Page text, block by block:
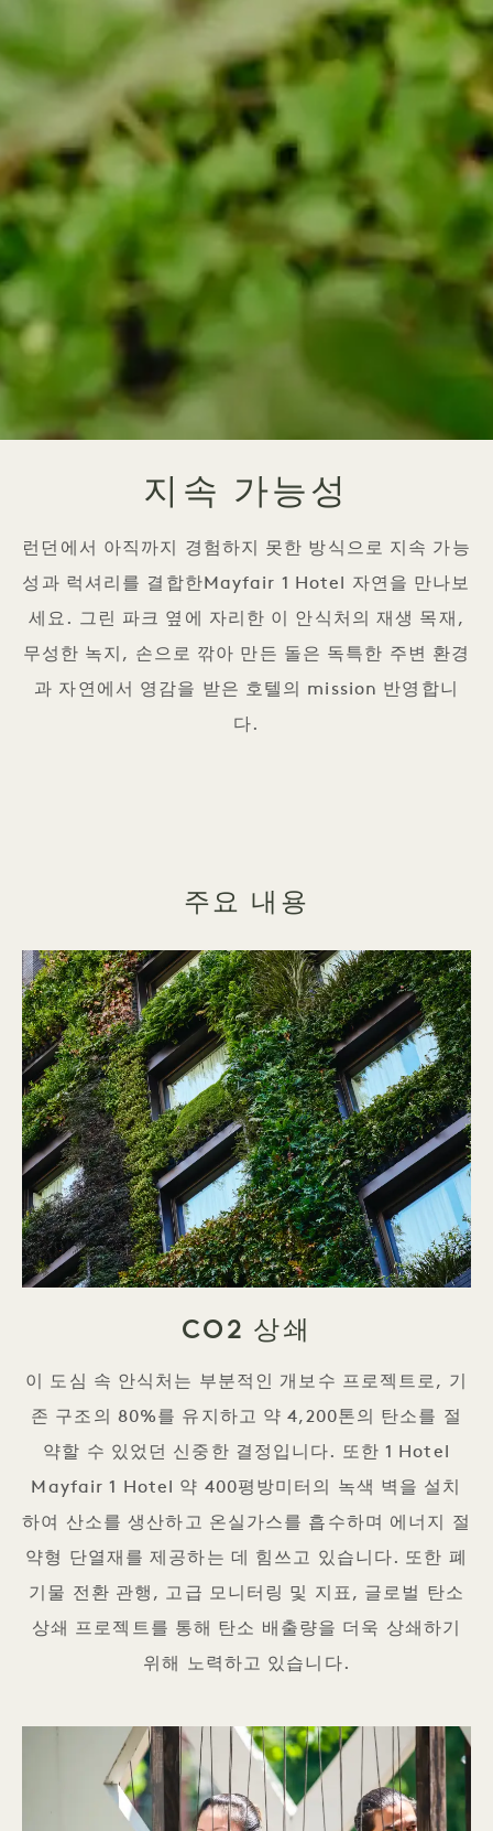
지속 가능성
런던에서 아직까지 경험하지 못한 방식으로 지속 가능
성과 럭셔리를 결합한Mayfair 1 Hotel 자연을 만나보
세요. 그린 파크 옆에 자리한 이 안식처의 재생 목재,
무성한 녹지, 손으로 깎아 만든 돌은 독특한 주변 환경
과 자연에서 영감을 받은 호텔의 mission 반영합니
다.
주요 내용
CO2 상쇄
이 도심 속 안식처는 부분적인 개보수 프로젝트로, 기
존 구조의 80%를 유지하고 약 4,200톤의 탄소를 절
약할 수 있었던 신중한 결정입니다. 또한 1 Hotel
Mayfair 1 Hotel 약 400평방미터의 녹색 벽을 설치
하여 산소를 생산하고 온실가스를 흡수하며 에너지 절
약형 단열재를 제공하는 데 힘쓰고 있습니다. 또한 폐
기물 전환 관행, 고급 모니터링 및 지표, 글로벌 탄소
상쇄 프로젝트를 통해 탄소 배출량을 더욱 상쇄하기
위해 노력하고 있습니다.